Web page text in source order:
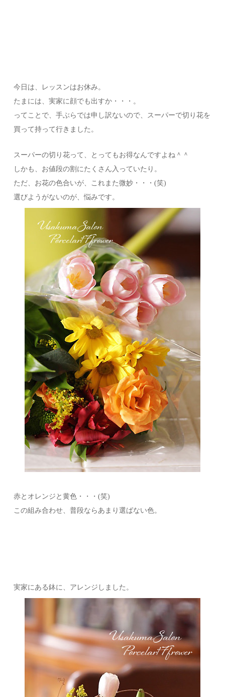
今日は、レッスンはお休み。
たまには、実家に顔でも出すか・・・。
ってことで、手ぶらでは申し訳ないので、スーパーで切り花を
買って持って行きました。
スーパーの切り花って、とってもお得なんですよね＾＾
しかも、お値段の割にたくさん入っていたり。
ただ、お花の色合いが、これまた微妙・・・(笑)
選びようがないのが、悩みです。
赤とオレンジと黄色・・・(笑)
この組み合わせ、普段ならあまり選ばない色。
実家にある鉢に、アレンジしました。